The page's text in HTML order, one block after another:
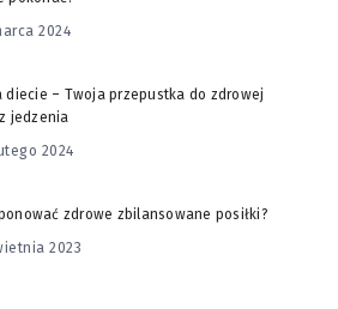
2024
diecie – Twoja przepustka do zdrowej
jedzenia
2024
zdrowe zbilansowane posiłki?
2023